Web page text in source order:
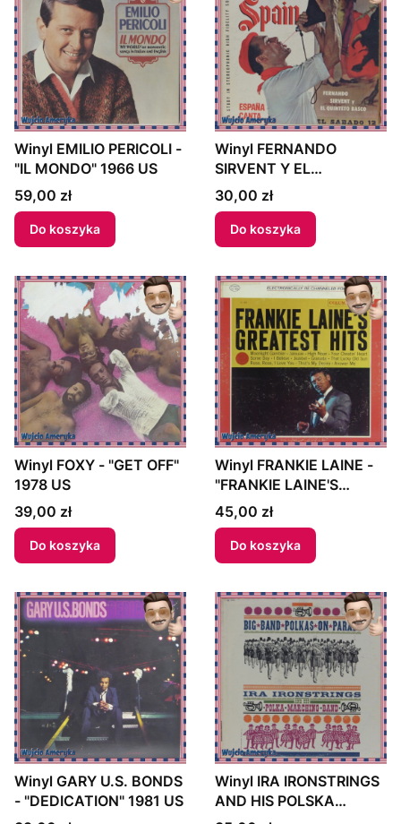
Winyl EMILIO PERICOLI -
"IL MONDO" 1966 US
Cena
59,00 zł
Do koszyka
Winyl FERNANDO
SIRVENT Y EL
QUINTETO BASCO
SONGS OF SPAIN -
"ESPAÑA CANTA" 1978
Mexico
Cena
30,00 zł
Do koszyka
Winyl FOXY - "GET OFF"
1978 US
Cena
39,00 zł
Do koszyka
Winyl FRANKIE LAINE -
"FRANKIE LAINE'S
GREATEST HITS" 1962
US
Cena
45,00 zł
Do koszyka
Winyl GARY U.S. BONDS
- "DEDICATION" 1981 US
Winyl IRA IRONSTRINGS
AND HIS POLSKA
MARCHING BAND - "BIG